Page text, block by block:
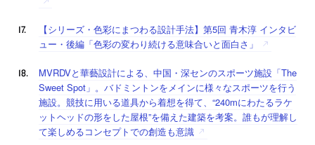
【シリーズ・色彩にまつわる設計手法】第5回 青木淳 インタビ
ュー・後編「色彩の変わり続ける意味合いと面白さ」
MVRDVと華藝設計による、中国・深センのスポーツ施設「The
Sweet Spot」。バドミントンをメインに様々なスポーツを行う
施設。競技に用いる道具から着想を得て、“240mにわたるラケ
ットヘッドの形をした屋根”を備えた建築を考案。誰もが理解し
て楽しめるコンセプトでの創造も意識